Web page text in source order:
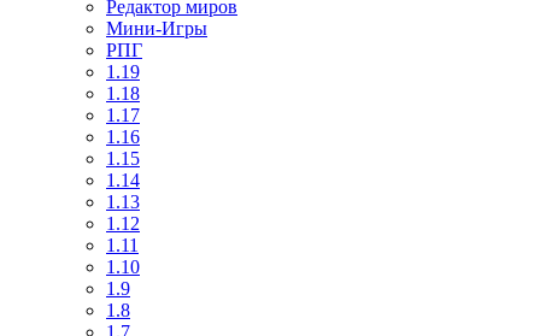
Редактор миров
Мини-Игры
РПГ
1.19
1.18
1.17
1.16
1.15
1.14
1.13
1.12
1.11
1.10
1.9
1.8
1.7